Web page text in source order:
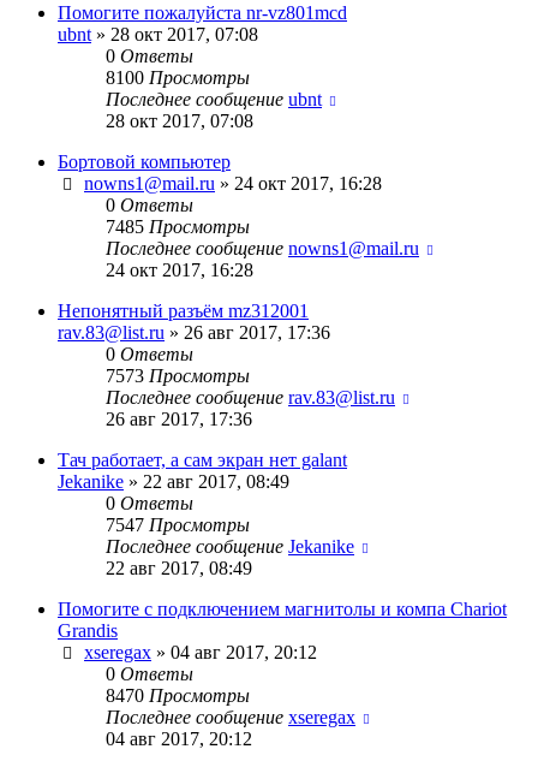
Помогите пожалуйста nr-vz801mcd
ubnt » 28 окт 2017, 07:08
0 Ответы
8100 Просмотры
Последнее сообщение ubnt
28 окт 2017, 07:08
Бортовой компьютер
nowns1@mail.ru » 24 окт 2017, 16:28
0 Ответы
7485 Просмотры
Последнее сообщение nowns1@mail.ru
24 окт 2017, 16:28
Непонятный разъём mz312001
rav.83@list.ru » 26 авг 2017, 17:36
0 Ответы
7573 Просмотры
Последнее сообщение rav.83@list.ru
26 авг 2017, 17:36
Тач работает, а сам экран нет galant
Jekanike » 22 авг 2017, 08:49
0 Ответы
7547 Просмотры
Последнее сообщение Jekanike
22 авг 2017, 08:49
Помогите с подключением магнитолы и компа Chariot
Grandis
xseregax » 04 авг 2017, 20:12
0 Ответы
8470 Просмотры
Последнее сообщение xseregax
04 авг 2017, 20:12